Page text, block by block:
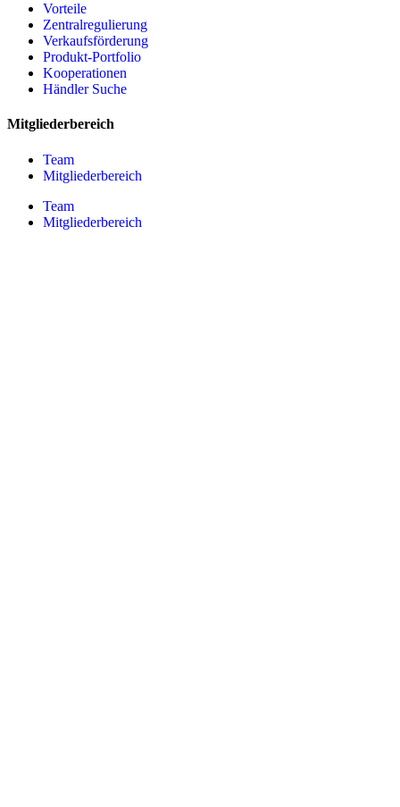
Vorteile
Zentralregulierung
Verkaufsförderung
Produkt-Portfolio
Kooperationen
Händler Suche
Mitgliederbereich
Team
Mitgliederbereich
Team
Mitgliederbereich